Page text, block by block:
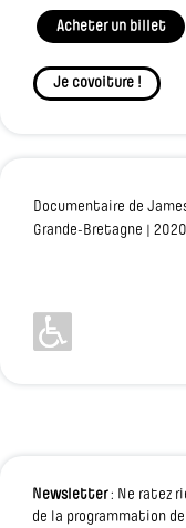
Acheter un billet
Je covoiture !
Documentaire de
Grande-Bretagne | 2020
Newsletter: Ne ratez
de la programmation de